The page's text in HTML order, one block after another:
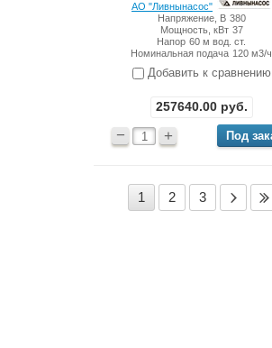
АО "Ливнынасос"
Напряжение, В 380
Мощность, кВт 37
Напор 60 м вод. ст.
Номинальная подача 120 м3/ч
Добавить к сравнению
257640.00руб.
− +
1 2 3